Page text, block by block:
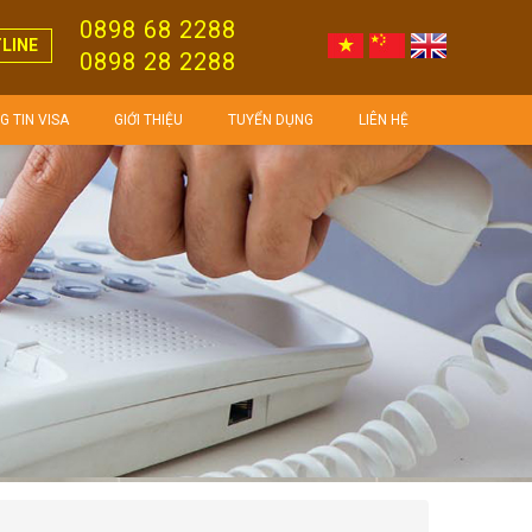
0898 68 2288
0898 28 2288
TIN VISA GIỚI THIỆU TUYỂN DỤNG LIÊN HỆ